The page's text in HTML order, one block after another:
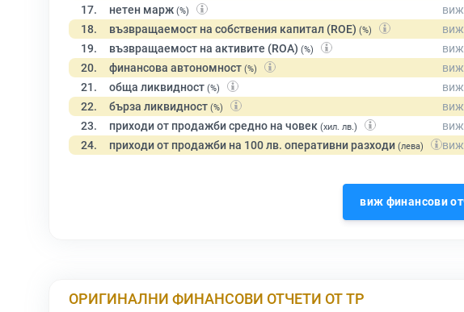
17. нетен марж (%)
18. възвращаемост на собствения капитал (ROE) (%)
19. възвращаемост на активите (ROA) (%)
20. финансова автономност (%)
21. обща ликвидност (%)
22. бърза ликвидност (%)
23. приходи от продажби средно на човек (хил. лв.)
24. приходи от продажби на 100 лв. оперативни разходи (лева)
виж финансови
ОРИГИНАЛНИ ФИНАНСОВИ ОТЧЕТИ ОТ ТР